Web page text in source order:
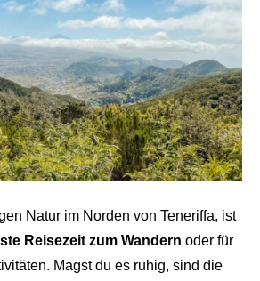
Natur im Norden von Teneriffa, ist
Reisezeit zum Wandern oder für
Magst du es ruhig, sind die